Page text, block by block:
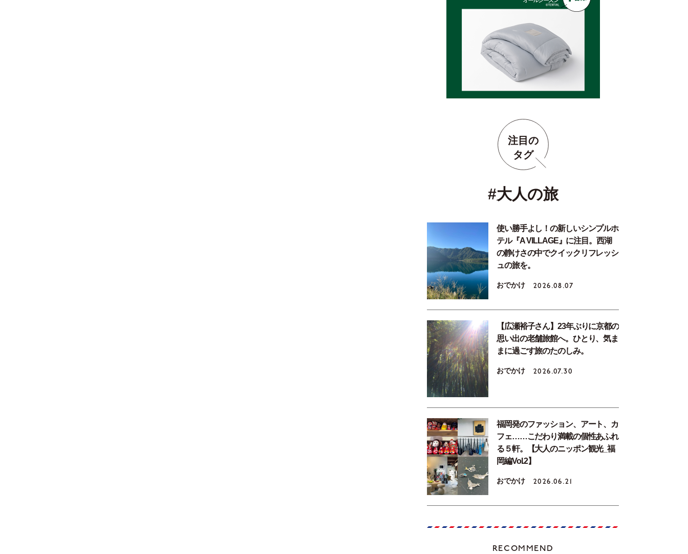
注目の
タグ
#大人の旅
使い勝手よし！の新しいシンプルホ
テル『A VILLAGE』に注目。西湖
の静けさの中でクイックリフレッシ
ュの旅を。
おでかけ 2026.08.07
【広瀬裕子さん】23年ぶりに京都の
思い出の老舗旅館へ。ひとり、気ま
まに過ごす旅のたのしみ。
おでかけ 2026.07.30
福岡発のファッション、アート、カ
フェ……こだわり満載の個性あふれ
る５軒。【大人のニッポン観光_福
岡編Vol.2】
おでかけ 2026.06.21
RECOMMEND